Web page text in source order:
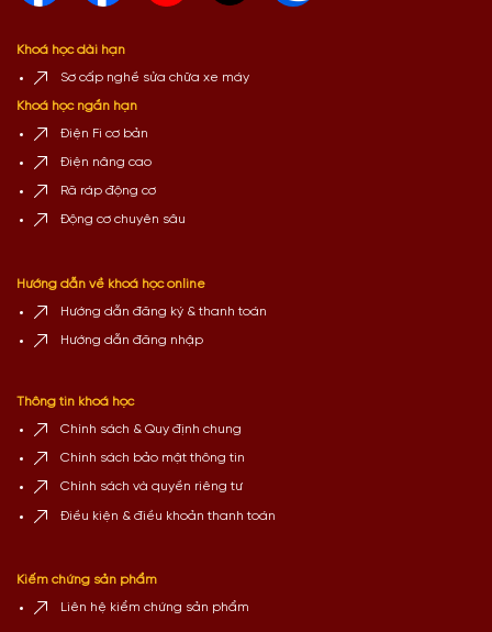
Khoá học dài hạn
Sơ cấp nghề sửa chữa xe máy
Khoá học ngắn hạn
Điện Fi cơ bản
Điện nâng cao
Rã ráp động cơ
Động cơ chuyên sâu
Hướng dẫn về khoá học online
Hướng dẫn đăng ký & thanh toán
Hướng dẫn đăng nhập
Thông tin khoá học
Chính sách & Quy định chung
Chính sách bảo mật thông tin
Chính sách và quyền riêng tư
Điều kiện & điều khoản thanh toán
Kiếm chứng sản phẩm
Liên hệ kiểm chứng sản phẩm